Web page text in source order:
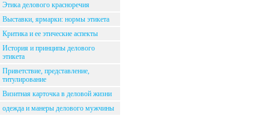
Этика делового красноречия
Выставки, ярмарки: нормы этикета
Критика и ее этические аспекты
История и принципы делового
этикета
Приветствие, представление,
титулирование
Визитная карточка в деловой жизни
одежда и манеры делового мужчины